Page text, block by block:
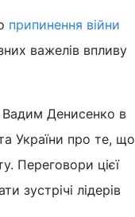
припинення війни
важелів впливу
Вадим Денисенко в
України про те, що
Переговори цієї
зустрічі лідерів